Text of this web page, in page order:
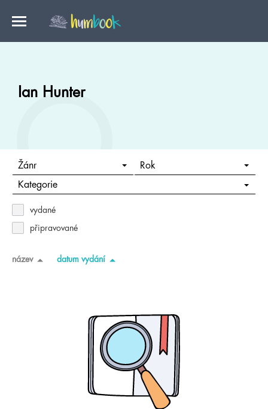
Ian Hunter
Žánr Rok
Kategorie
vydané
připravované
název datum vydání